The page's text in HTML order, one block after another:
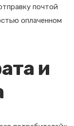
почтой
оплаченном
и